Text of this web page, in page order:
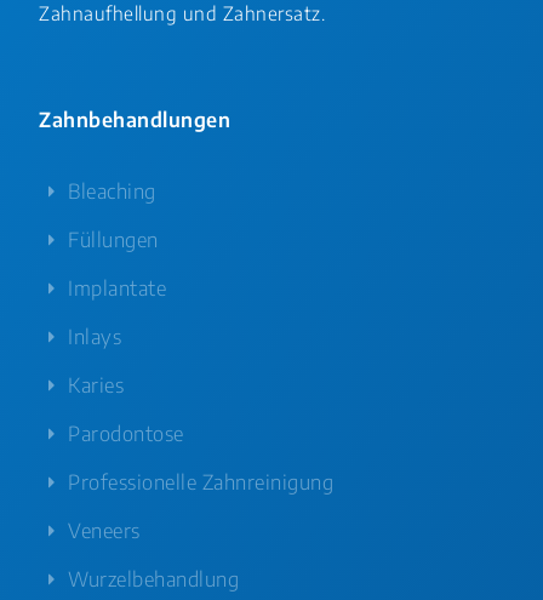
Zahnaufhellung und Zahnersatz.
Zahnbehandlungen
Bleaching
Füllungen
Implantate
Inlays
Karies
Parodontose
Professionelle Zahnreinigung
Veneers
Wurzelbehandlung